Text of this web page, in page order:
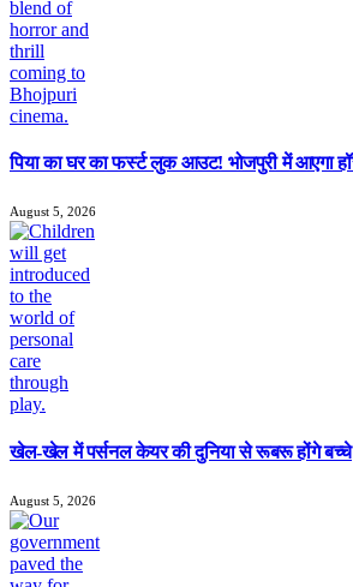
पिया का घर का फर्स्ट लुक आउट! भोजपुरी में आएगा
August 5, 2026
खेल-खेल में पर्सनल केयर की दुनिया से रूबरू होंगे बच्चे
August 5, 2026